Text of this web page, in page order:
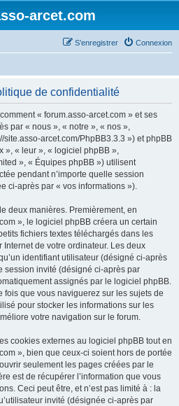
arcet.com
Connexion
S’enregistrer
de confidentialité
« forum.asso-arcet.com » et ses
par « nous », « notre », « nos »,
site.asso-arcet.com/PhpBB3.3.3 ») et phpBB
», « leur », « logiciel phpBB »,
», « Équipes phpBB ») utilisent
pendant n’importe quelle session
ci-après par « vos informations »).
deux manières. Premièrement, en
», le logiciel phpBB créera un certain
fichiers textes téléchargés dans les
de votre ordinateur. Les deux
identifiant utilisateur (désigné ci-après
session invité (désigné ci-après par
assignés par le logiciel phpBB.
fois que vous naviguerez sur les sujets de
pour stocker les informations sur les
votre navigation sur le forum.
cookies externes au logiciel phpBB tout en
», bien que ceux-ci soient hors de portée
seulement les pages créées par le
est de récupérer l’information que vous
Ceci peut être, et n’est pas limité à : la
invité (désignée ci-après par